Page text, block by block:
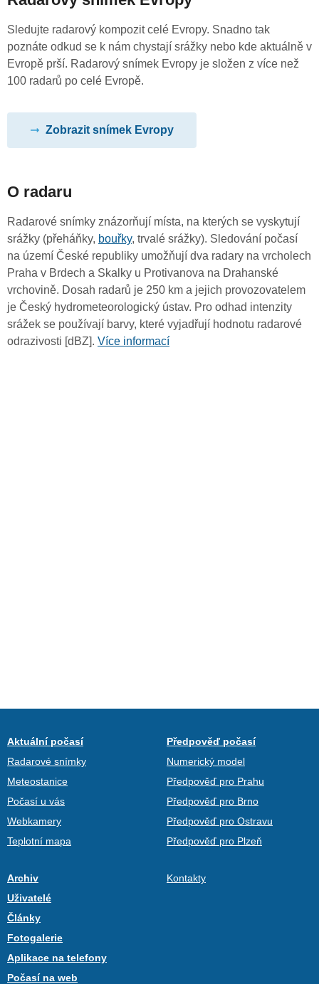
Sledujte radarový kompozit celé Evropy. Snadno tak
poznáte odkud se k nám chystají srážky nebo kde aktuálně v
Evropě prší. Radarový snímek Evropy je složen z více než
100 radarů po celé Evropě.
Zobrazit snímek Evropy
O radaru
Radarové snímky znázorňují místa, na kterých se vyskytují
srážky (přeháňky, bouřky, trvalé srážky). Sledování počasí
na území České republiky umožňují dva radary na vrcholech
Praha v Brdech a Skalky u Protivanova na Drahanské
vrchovině. Dosah radarů je 250 km a jejich provozovatelem
je Český hydrometeorologický ústav. Pro odhad intenzity
srážek se používají barvy, které vyjadřují hodnotu radarové
odrazivosti [dBZ]. Více informací
Aktuální počasí
Radarové snímky
Meteostanice
Počasí u vás
Webkamery
Teplotní mapa
Předpověď počasí
Numerický model
Předpověď pro Prahu
Předpověď pro Brno
Předpověď pro Ostravu
Předpověď pro Plzeň
Archiv
Uživatelé
Články
Fotogalerie
Aplikace na telefony
Počasí na web
Kontakty